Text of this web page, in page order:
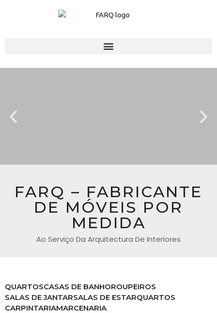
FARQ – FABRICANTE
DE MÓVEIS POR
MEDIDA
Ao Serviço Da Arquitectura De Interiores
QUARTOSCASAS DE BANHOROUPEIROS
SALAS DE JANTARSALAS DE ESTARQUARTOS
CARPINTARIAMARCENARIA